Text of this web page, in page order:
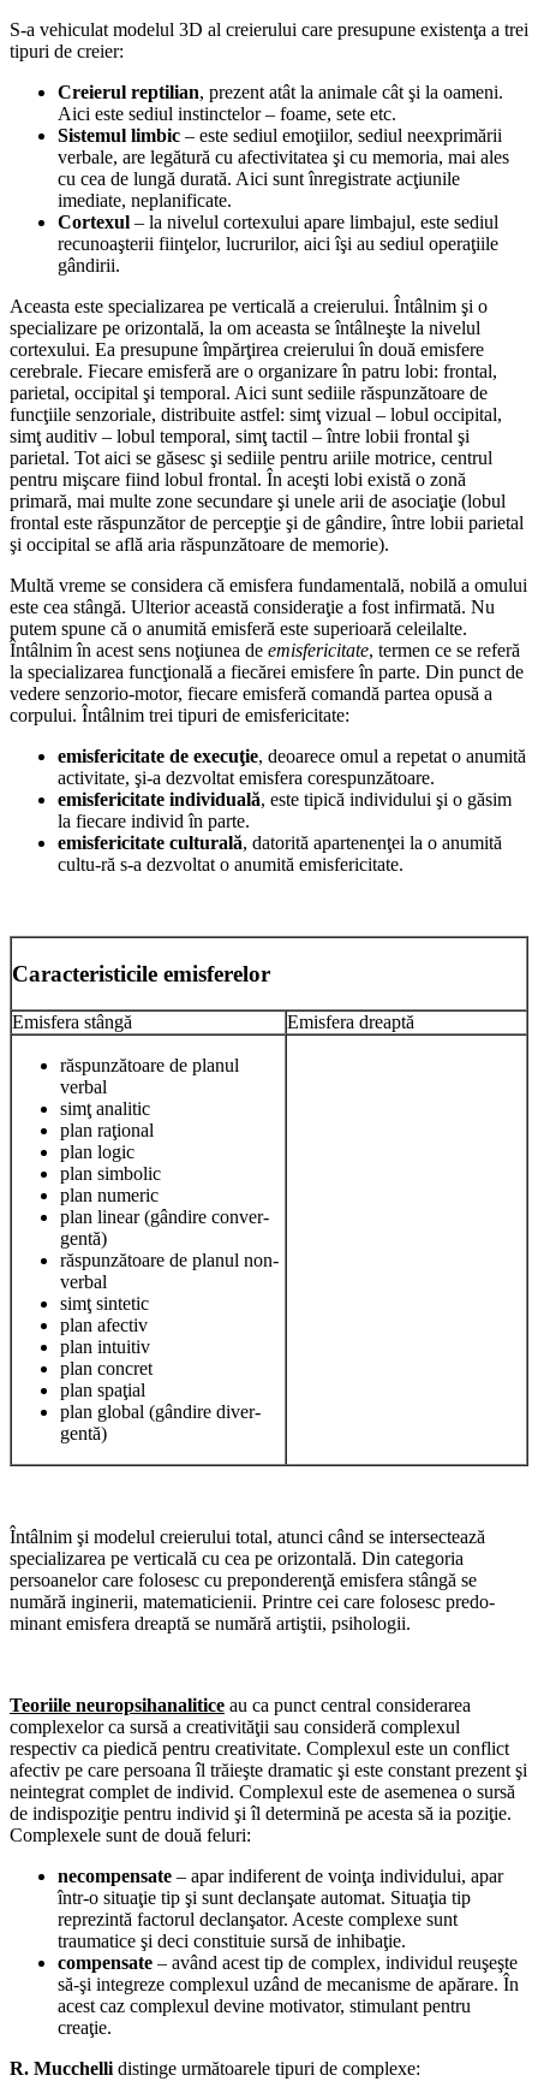
S-a vehiculat modelul 3D al creierului care presupune existenţa a trei
tipuri de creier:
Creierul reptilian, prezent atât la animale cât şi la oameni.
Aici este sediul instinctelor – foame, sete etc.
Sistemul limbic – este sediul emoţiilor, sediul neexprimării
verbale, are legătură cu afectivitatea şi cu memoria, mai ales
cu cea de lungă durată. Aici sunt înregistrate acţiunile
imediate, neplanificate.
Cortexul – la nivelul cortexului apare limbajul, este sediul
recunoaşterii fiinţelor, lucrurilor, aici îşi au sediul operaţiile
gândirii.
Aceasta este specializarea pe verticală a creierului. Întâlnim şi o
specializare pe orizontală, la om aceasta se întâlneşte la nivelul
cortexului. Ea presupune împărţirea creierului în două emisfere
cerebrale. Fiecare emisferă are o organizare în patru lobi: frontal,
parietal, occipital şi temporal. Aici sunt sediile răspunzătoare de
funcţiile senzoriale, distribuite astfel: simţ vizual – lobul occipital,
simţ auditiv – lobul temporal, simţ tactil – între lobii frontal şi
parietal. Tot aici se găsesc şi sediile pentru ariile motrice, centrul
pentru mişcare fiind lobul frontal. În aceşti lobi există o zonă
primară, mai multe zone secundare şi unele arii de asociaţie (lobul
frontal este răspunzător de percepţie şi de gândire, între lobii parietal
şi occipital se află aria răspunzătoare de memorie).
Multă vreme se considera că emisfera fundamentală, nobilă a omului
este cea stângă. Ulterior această consideraţie a fost infirmată. Nu
putem spune că o anumită emisferă este superioară celeilalte.
Întâlnim în acest sens noţiunea de emisfericitate, termen ce se referă
la specializarea funcţională a fiecărei emisfere în parte. Din punct de
vedere senzorio-motor, fiecare emisferă comandă partea opusă a
corpului. Întâlnim trei tipuri de emisfericitate:
emisfericitate de execuţie, deoarece omul a repetat o anumită
activitate, şi-a dezvoltat emisfera corespunzătoare.
emisfericitate individuală, este tipică individului şi o găsim
la fiecare individ în parte.
emisfericitate culturală, datorită apartenenţei la o anumită
cultu-ră s-a dezvoltat o anumită emisfericitate.
Caracteristicile emisferelor
Emisfera stângă Emisfera dreaptă
răspunzătoare de planul
verbal
simţ analitic
plan raţional
plan logic
plan simbolic
plan numeric
plan linear (gândire conver-
gentă)
răspunzătoare de planul non-
verbal
simţ sintetic
plan afectiv
plan intuitiv
plan concret
plan spaţial
plan global (gândire diver-
gentă)
Întâlnim şi modelul creierului total, atunci când se intersectează
specializarea pe verticală cu cea pe orizontală. Din categoria
persoanelor care folosesc cu preponderenţă emisfera stângă se
numără inginerii, matematicienii. Printre cei care folosesc predo-
minant emisfera dreaptă se numără artiştii, psihologii.
Teoriile neuropsihanalitice au ca punct central considerarea
complexelor ca sursă a creativităţii sau consideră complexul
respectiv ca piedică pentru creativitate. Complexul este un conflict
afectiv pe care persoana îl trăieşte dramatic şi este constant prezent şi
neintegrat complet de individ. Complexul este de asemenea o sursă
de indispoziţie pentru individ şi îl determină pe acesta să ia poziţie.
Complexele sunt de două feluri:
necompensate – apar indiferent de voinţa individului, apar
într-o situaţie tip şi sunt declanşate automat. Situaţia tip
reprezintă factorul declanşator. Aceste complexe sunt
traumatice şi deci constituie sursă de inhibaţie.
compensate – având acest tip de complex, individul reuşeşte
să-şi integreze complexul uzând de mecanisme de apărare. În
acest caz complexul devine motivator, stimulant pentru
creaţie.
R. Mucchelli distinge următoarele tipuri de complexe: